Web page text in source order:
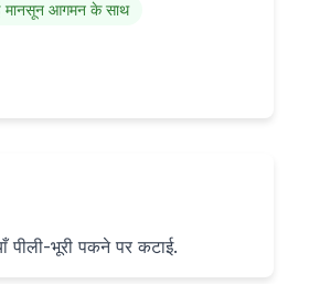
मानसून आगमन के साथ
पीली-भूरी पकने पर कटाई.